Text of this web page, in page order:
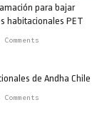
para bajar
habitacionales PET
Comments
de Andha Chile
Comments